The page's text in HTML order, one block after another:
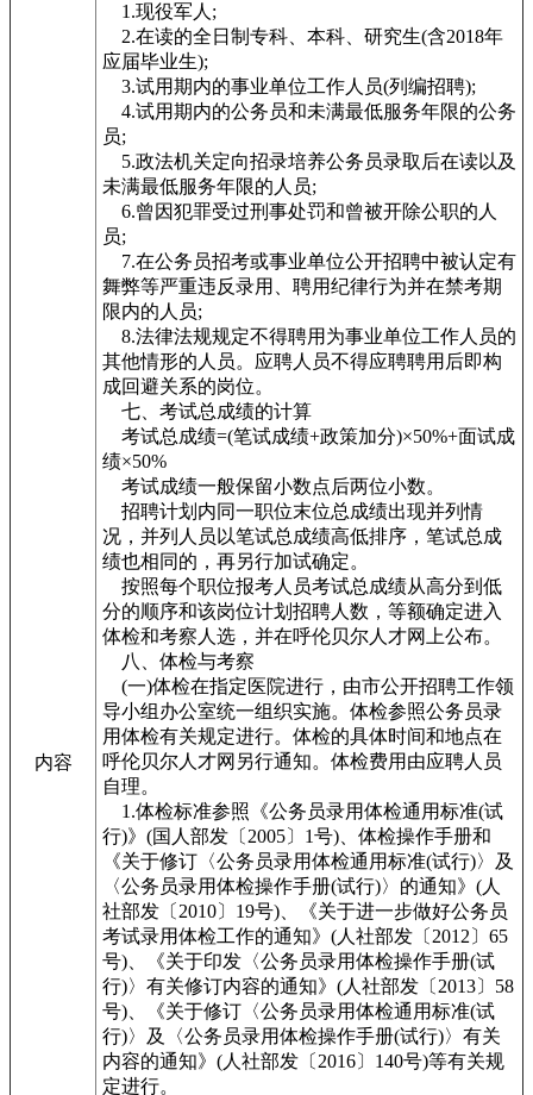
内容
1.现役军人;
2.在读的全日制专科、本科、研究生(含2018年
应届毕业生);
3.试用期内的事业单位工作人员(列编招聘);
4.试用期内的公务员和未满最低服务年限的公务
员;
5.政法机关定向招录培养公务员录取后在读以及
未满最低服务年限的人员;
6.曾因犯罪受过刑事处罚和曾被开除公职的人
员;
7.在公务员招考或事业单位公开招聘中被认定有
舞弊等严重违反录用、聘用纪律行为并在禁考期
限内的人员;
8.法律法规规定不得聘用为事业单位工作人员的
其他情形的人员。应聘人员不得应聘聘用后即构
成回避关系的岗位。
七、考试总成绩的计算
考试总成绩=(笔试成绩+政策加分)×50%+面试成
绩×50%
考试成绩一般保留小数点后两位小数。
招聘计划内同一职位末位总成绩出现并列情
况，并列人员以笔试总成绩高低排序，笔试总成
绩也相同的，再另行加试确定。
按照每个职位报考人员考试总成绩从高分到低
分的顺序和该岗位计划招聘人数，等额确定进入
体检和考察人选，并在呼伦贝尔人才网上公布。
八、体检与考察
(一)体检在指定医院进行，由市公开招聘工作领
导小组办公室统一组织实施。体检参照公务员录
用体检有关规定进行。体检的具体时间和地点在
呼伦贝尔人才网另行通知。体检费用由应聘人员
自理。
1.体检标准参照《公务员录用体检通用标准(试
行)》(国人部发〔2005〕1号)、体检操作手册和
《关于修订〈公务员录用体检通用标准(试行)〉及
〈公务员录用体检操作手册(试行)〉的通知》(人
社部发〔2010〕19号)、《关于进一步做好公务员
考试录用体检工作的通知》(人社部发〔2012〕65
号)、《关于印发〈公务员录用体检操作手册(试
行)〉有关修订内容的通知》(人社部发〔2013〕58
号)、《关于修订〈公务员录用体检通用标准(试
行)〉及〈公务员录用体检操作手册(试行)〉有关
内容的通知》(人社部发〔2016〕140号)等有关规
定进行。